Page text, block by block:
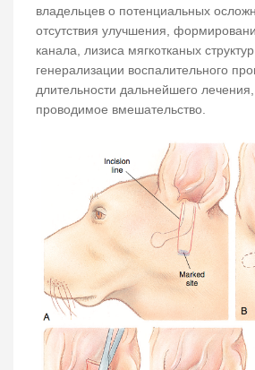
владельцев о потенциальных
отсутствия улучшения,
канала, лизиса мягкотканых
генерализации воспалительного
длительности дальнейшего
проводимое вмешательство.